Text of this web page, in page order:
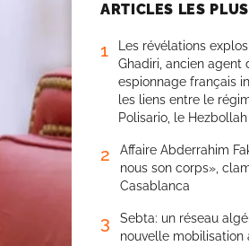
ARTICLES LES
1
Les révélations
Ghadiri, ancien agent
espionnage français
les liens entre le
Polisario, le Hezbollah
2
Affaire Abderrahim
nous son corps»,
Casablanca
3
Sebta: un réseau
nouvelle mobilisation